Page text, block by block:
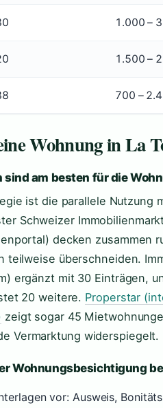
1.000 –
1.500 –
700 –
Wohnung in La
sind am besten für die
ist die parallele Nutzung
Schweizer
decken zusammen
teilweise überschneiden.
ergänzt mit 30 Einträgen,
20 weitere. Properstar
zeigt sogar 45
Vermarktung widerspiegelt.
Wohnungsbesichtigung
vor: Ausweis,